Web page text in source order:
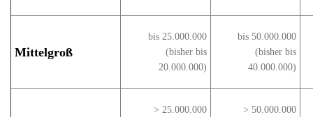
Mittelgroß
bis 25.000.000
(bisher bis
20.000.000)
bis 50.000.000
(bisher bis
40.000.000)
> 25.000.000
> 50.000.000